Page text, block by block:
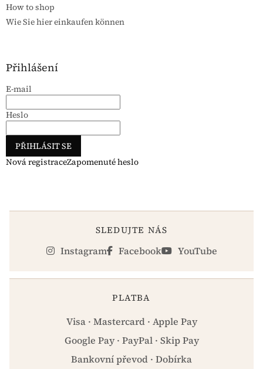
How to shop
Wie Sie hier einkaufen können
Přihlášení
E-mail
Heslo
PŘIHLÁSIT SE
Nová registraceZapomenuté heslo
SLEDUJTE NÁS
Instagram Facebook YouTube
PLATBA
Visa · Mastercard · Apple Pay
Google Pay · PayPal · Skip Pay
Bankovní převod · Dobírka